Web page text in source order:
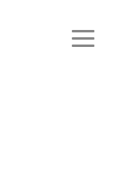
Toggle